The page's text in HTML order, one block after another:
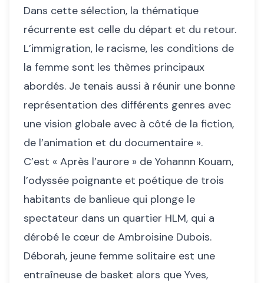
Dans cette sélection, la thématique
récurrente est celle du départ et du retour.
L’immigration, le racisme, les conditions de
la femme sont les thèmes principaux
abordés. Je tenais aussi à réunir une bonne
représentation des différents genres avec
une vision globale avec à côté de la fiction,
de l’animation et du documentaire ».
C’est « Après l’aurore » de Yohannn Kouam,
l’odyssée poignante et poétique de trois
habitants de banlieue qui plonge le
spectateur dans un quartier HLM, qui a
dérobé le cœur de Ambroisine Dubois.
Déborah, jeune femme solitaire est une
entraîneuse de basket alors que Yves,